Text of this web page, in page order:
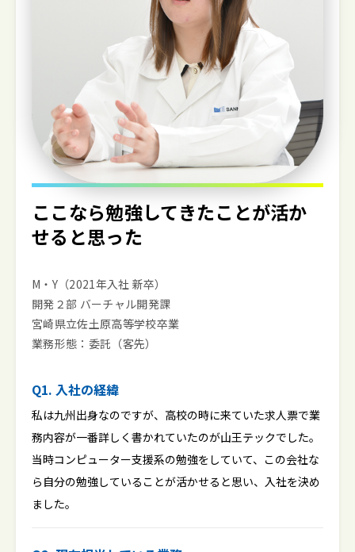
ここなら勉強してきたことが活か
せると思った
M・Y（2021年入社 新卒）
開発２部 バーチャル開発課
宮崎県立佐土原高等学校卒業
業務形態：委託（客先）
Q1. 入社の経緯
私は九州出身なのですが、高校の時に来ていた求人票で業
務内容が一番詳しく書かれていたのが山王テックでした。
当時コンピューター支援系の勉強をしていて、この会社な
ら自分の勉強していることが活かせると思い、入社を決め
ました。